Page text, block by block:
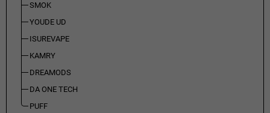
SMOK
YOUDE UD
ISUREVAPE
KAMRY
DREAMODS
DA ONE TECH
PUFF